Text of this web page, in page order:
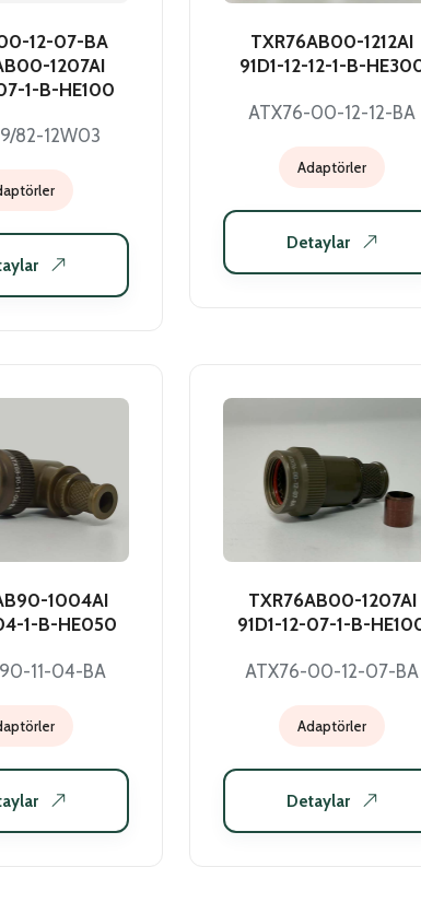
12-07-BA
1207AI
1-B-HE100
82-12W03
TXR76AB00-1212AI
91D1-12-12-1-B-
ATX76-00-12-12-BA
Adaptörler
Detaylar
1004AI
1-B-HE050
11-04-BA
TXR76AB00-1207AI
91D1-12-07-1-B-
ATX76-00-12-07-BA
Adaptörler
Detaylar